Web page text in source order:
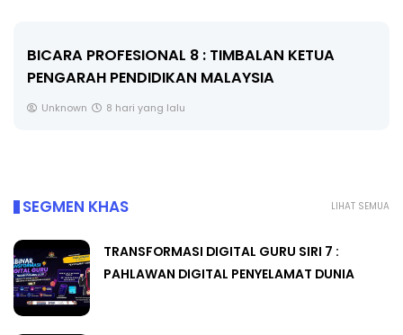
BICARA PROFESIONAL 8 : TIMBALAN KETUA
PENGARAH PENDIDIKAN MALAYSIA
Unknown 8 hari yang lalu
LIHAT SEMUA
SEGMEN KHAS
TRANSFORMASI DIGITAL GURU SIRI 7 :
PAHLAWAN DIGITAL PENYELAMAT DUNIA